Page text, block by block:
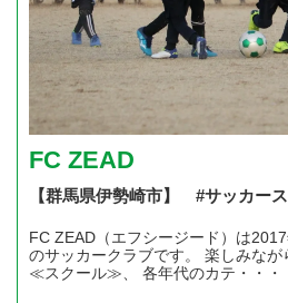
FC ZEAD
【群馬県伊勢崎市】 #サッカー
FC ZEAD（エフシージード）は
のサッカークラブです。 楽しみなが
≪スクール≫、 各年代のカテ・・・